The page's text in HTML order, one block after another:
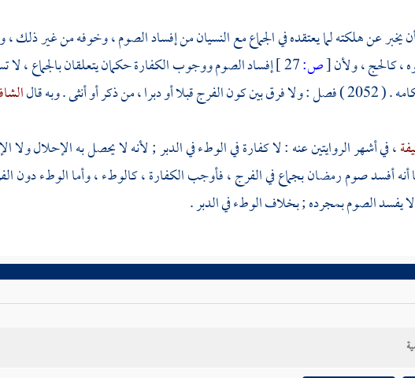
يخبر عن هلكته لما يعتقده في الجماع مع النسيان من إفساد الصوم ، وخوفه من غير ذلك
، كالحج ، ولأن[ص:
إفساد الصوم ووجوب الكفارة حكمان يتعلقان بالجماع ، لا
، من ذكر أو أنثى . وبه قال
، في أشهر الروايتين عنه : لا كفارة في الوطء في الدبر ; لأنه لا يحصل به الإحلال
أنه أفسد صوم رمضان بجماع في الفرج ، فأوجب الكفارة ، كالوطء ، وأما الوطء دون
يفسد الصوم بمجرده ; بخلاف الوطء في الدبر .